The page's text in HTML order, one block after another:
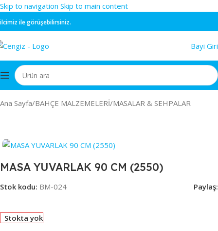
Skip to navigation Skip to main content
ile görüşebilirsiniz.
Bayi
Ana Sayfa/BAHÇE MALZEMELERİ/MASALAR & SEHPALAR
MASA YUVARLAK 90 CM (2550)
Stok kodu: BM-024 Paylaş:
Stokta yok